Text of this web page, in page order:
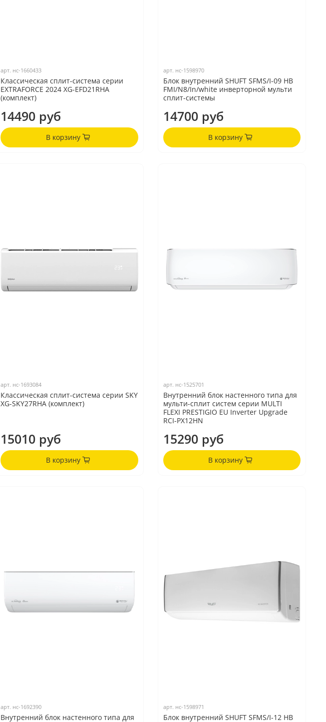
арт. нс-1660433
Классическая сплит-система серии
EXTRAFORCE 2024 XG-EFD21RHA
(комплект)
14490 руб
В корзину
арт. нс-1598970
Блок внутренний SHUFT SFMS/I-09 HB
FMI/N8/In/white инверторной мульти
сплит-системы
14700 руб
В корзину
арт. нс-1693084
Классическая сплит-система серии SKY
XG-SKY27RHA (комплект)
15010 руб
В корзину
арт. нс-1525701
Внутренний блок настенного типа для
мульти-сплит систем серии MULTI
FLEXI PRESTIGIO EU Inverter Upgrade
RCI-PX12HN
15290 руб
В корзину
арт. нс-1692390
Внутренний блок настенного типа для
арт. нс-1598971
Блок внутренний SHUFT SFMS/I-12 HB